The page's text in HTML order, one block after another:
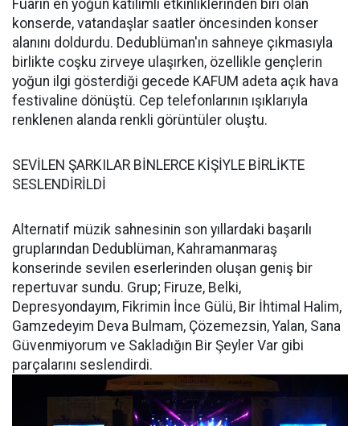
Fuarın en yoğun katılımlı etkinliklerinden biri olan
konserde, vatandaşlar saatler öncesinden konser
alanını doldurdu. Dedublüman'ın sahneye çıkmasıyla
birlikte coşku zirveye ulaşırken, özellikle gençlerin
yoğun ilgi gösterdiği gecede KAFUM adeta açık hava
festivaline dönüştü. Cep telefonlarının ışıklarıyla
renklenen alanda renkli görüntüler oluştu.
SEVİLEN ŞARKILAR BİNLERCE KİŞİYLE BİRLİKTE
SESLENDİRİLDİ
Alternatif müzik sahnesinin son yıllardaki başarılı
gruplarından Dedublüman, Kahramanmaraş
konserinde sevilen eserlerinden oluşan geniş bir
repertuvar sundu. Grup; Firuze, Belki,
Depresyondayım, Fikrimin İnce Gülü, Bir İhtimal Halim,
Gamzedeyim Deva Bulmam, Çözemezsin, Yalan, Sana
Güvenmiyorum ve Sakladığın Bir Şeyler Var gibi
parçalarını seslendirdi.